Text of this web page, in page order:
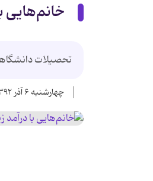
خانم‌هایی
تحصیلات
چهارشنبه ۶ آذر ۱۳۹۲ - ۰۰:۰۰